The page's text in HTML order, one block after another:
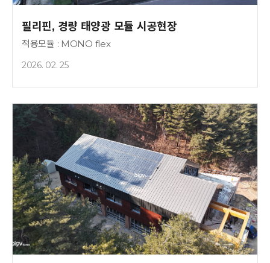
필리핀, 경량 태양광 모듈 시공현장
적용모듈 : MONO flex
2026. 02. 25